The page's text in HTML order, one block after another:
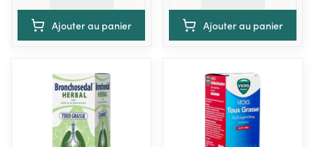
Ajouter au panier Ajouter au panier